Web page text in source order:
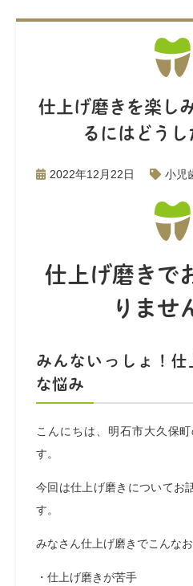
仕上げ磨きを楽し
るにはどう
2022年12月22日 小児
仕上げ磨きで
りませ
みんないっしょ！仕
な悩み
こんにちは、明石市大久保
す。
今回は仕上げ磨きについてお
す。
みなさん仕上げ磨きでこんな
・仕上げ磨きが苦手